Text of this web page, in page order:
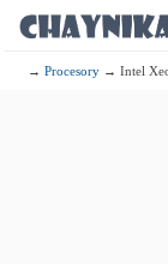
→Procesory → Intel